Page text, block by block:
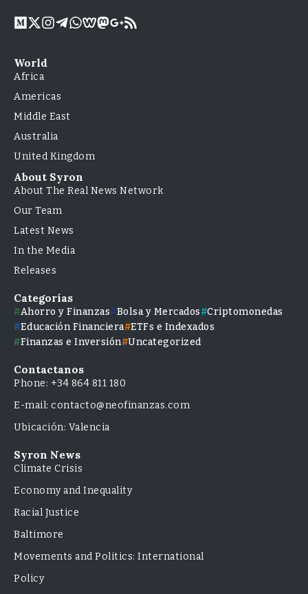
World
Africa
Americas
Middle East
Australia
United Kingdom
About Syron
About The Real News Network
Our Team
Latest News
In the Media
Releases
Categorías
Ahorro y Finanzas Bolsa y Mercados
Criptomonedas
Educación Financiera ETFs e Indexados
Finanzas e Inversión Uncategorized
Contactanos
Phone: +34 864 811 180
E-mail: contacto@neofinanzas.com
Ubicación: Valencia
Syron News
Climate Crisis
Economy and Inequality
Racial Justice
Baltimore
Movements and Politics: International
Policy